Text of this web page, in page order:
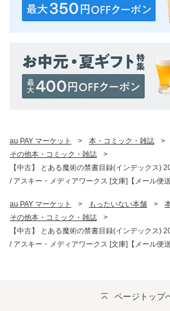
au PAY マーケット > 本・コミック・雑誌
>
その他本・コミック・雑誌
>
【中古】 とある魔術の禁書目録(インデックス)
/ アスキー・メディアワークス [文庫]【メール便送
au PAY マーケット > もったいない本舗 >
その他本・コミック・雑誌
>
【中古】 とある魔術の禁書目録(インデックス)
/ アスキー・メディアワークス [文庫]【メール便送
ページトップ